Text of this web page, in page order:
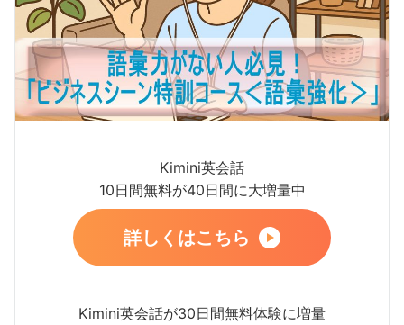
Kimini英会話
10日間無料が40日間に大増量中
詳しくはこちら
Kimini英会話が30日間無料体験に増量